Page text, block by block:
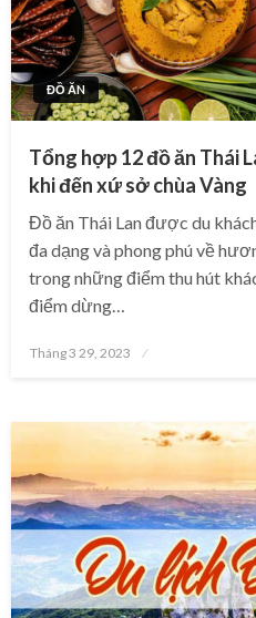
ĐỒ ĂN
Tổng hợp 12 đồ ăn Thái
khi đến xứ sở chùa Vàng
Đồ ăn Thái Lan được du
đa dạng và phong phú về
trong những điểm thu hút
điểm dừng…
Posted
Tháng 3 29, 2023